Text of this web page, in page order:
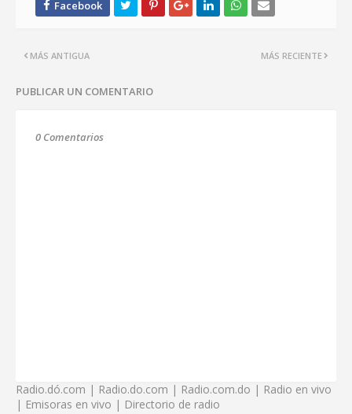
MÁS RECIENTE
MÁS ANTIGUA
PUBLICAR UN COMENTARIO
0 Comentarios
Radio.dó.com | Radio.do.com | Radio.com.do | Radio en vivo
| Emisoras en vivo | Directorio de radio